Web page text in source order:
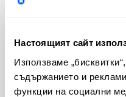
Настоящият сайт
Използваме
съдържанието и
функции на социални
България(56)